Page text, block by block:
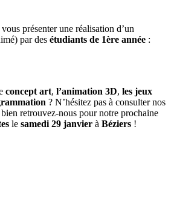
présenter une réalisation d’un
par des étudiants de 1ère année :
concept art, l’animation 3D, les jeux
? N’hésitez pas à consulter nos
retrouvez-nous pour notre prochaine
le samedi 29 janvier à Béziers !